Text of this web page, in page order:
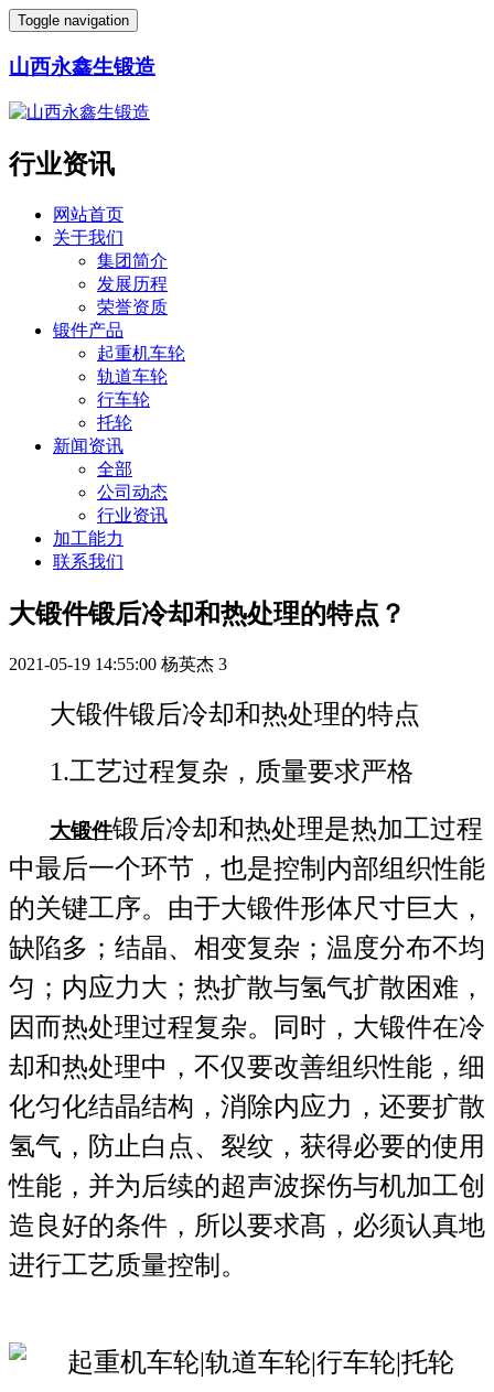
Toggle navigation
山西永鑫生锻造
行业资讯
网站首页
关于我们
集团简介
发展历程
荣誉资质
锻件产品
起重机车轮
轨道车轮
行车轮
托轮
新闻资讯
全部
公司动态
行业资讯
加工能力
联系我们
大锻件锻后冷却和热处理的特点？
2021-05-19 14:55:00 杨英杰 3
大锻件锻后冷却和热处理的特点
1.工艺过程复杂，质量要求严格
大锻件锻后冷却和热处理是热加工过程
中最后一个环节，也是控制内部组织性能
的关键工序。由于大锻件形体尺寸巨大，
缺陷多；结晶、相变复杂；温度分布不均
匀；内应力大；热扩散与氢气扩散困难，
因而热处理过程复杂。同时，大锻件在冷
却和热处理中，不仅要改善组织性能，细
化匀化结晶结构，消除内应力，还要扩散
氢气，防止白点、裂纹，获得必要的使用
性能，并为后续的超声波探伤与机加工创
造良好的条件，所以要求髙，必须认真地
进行工艺质量控制。